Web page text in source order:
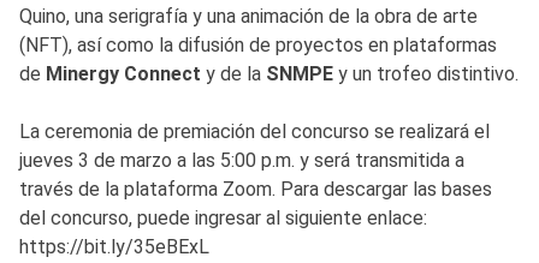
Quino, una serigrafía y una animación de la obra de arte
(NFT), así como la difusión de proyectos en plataformas
de Minergy Connect y de la SNMPE y un trofeo distintivo.
La ceremonia de premiación del concurso se realizará el
jueves 3 de marzo a las 5:00 p.m. y será transmitida a
través de la plataforma Zoom. Para descargar las bases
del concurso, puede ingresar al siguiente enlace:
https://bit.ly/35eBExL